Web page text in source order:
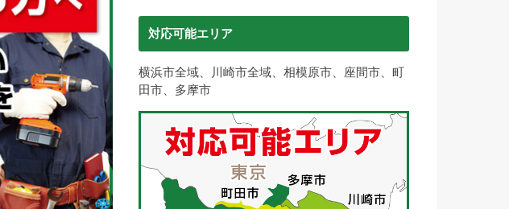
対応可能エリア
横浜市全域、川崎市全域、相模原市、座間市、町
田市、多摩市